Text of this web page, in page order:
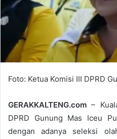
Foto: Ketua Komisi III DPRD
GERAKKALTENG.com –
DPRD Gunung Mas Iceu
dengan adanya seleksi